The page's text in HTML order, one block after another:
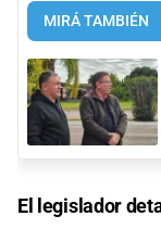
MIRÁ TAMBIÉN
El legislador